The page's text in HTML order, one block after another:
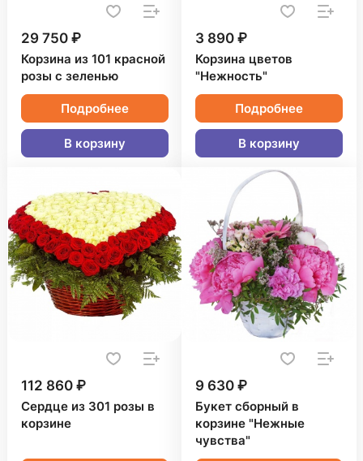
29 750 ₽
Корзина из 101 красной
розы с зеленью
Подробнее
В корзину
3 890 ₽
Корзина цветов
"Нежность"
Подробнее
В корзину
112 860 ₽
Сердце из 301 розы в
корзине
9 630 ₽
Букет сборный в
корзине "Нежные
чувства"